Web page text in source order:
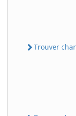
Trouver